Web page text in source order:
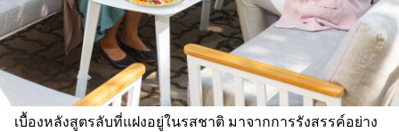
เบื้องหลังสูตรลับที่แฝงอยู่ในรสชาติ มาจากการรังสรรค์อย่าง